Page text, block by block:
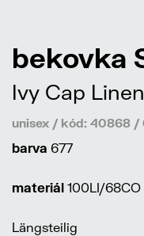
bekovka
Ivy Cap
unisex / kód: 40868 /
barva 677
materiál 100LI/68CO
Längsteilig